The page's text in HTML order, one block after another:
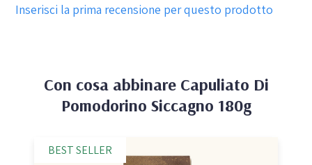
Inserisci la prima recensione per questo prodotto
Con cosa abbinare Capuliato Di
Pomodorino Siccagno 180g
BEST SELLER